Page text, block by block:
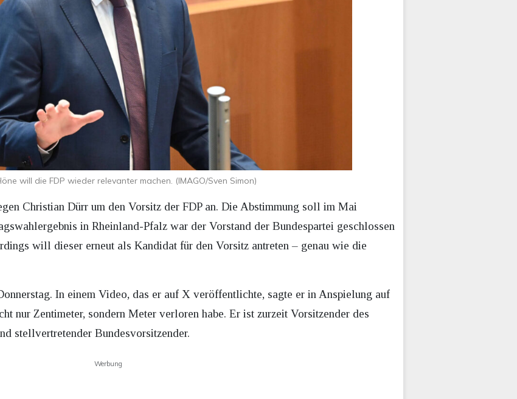
will die FDP wieder relevanter machen. (IMAGO/Sven Simon)
Christian Dürr um den Vorsitz der FDP an. Die Abstimmung soll im Mai
in Rheinland-Pfalz war der Vorstand der Bundespartei geschlossen
will dieser erneut als Kandidat für den Vorsitz antreten – genau wie die
In einem Video, das er auf X veröffentlichte, sagte er in Anspielung auf
nur Zentimeter, sondern Meter verloren habe. Er ist zurzeit Vorsitzender des
stellvertretender Bundesvorsitzender.
Werbung